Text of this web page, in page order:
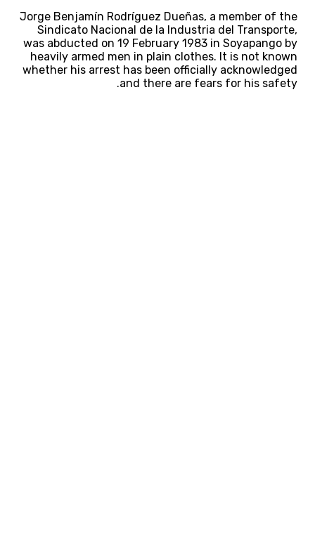
Jorge Benjamín Rodríguez Dueñas, a member of the
Sindicato Nacional de la Industria del Transporte,
was abducted on 19 February 1983 in Soyapango by
heavily armed men in plain clothes. It is not known
whether his arrest has been officially acknowledged
and there are fears for his safety.